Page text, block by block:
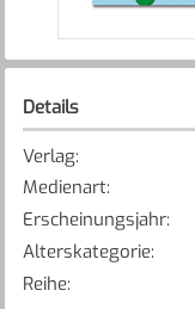
Details
Verlag:
Medienart:
Erscheinungsjahr:
Alterskategorie:
Reihe: